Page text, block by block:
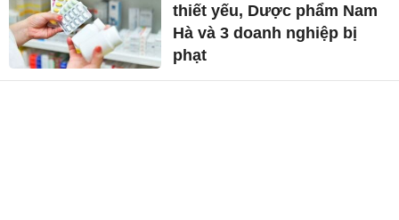
thiết yếu, Dược phẩm Nam
Hà và 3 doanh nghiệp bị
phạt